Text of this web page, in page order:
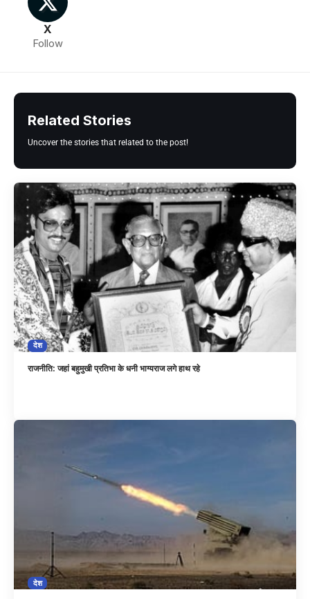
X
Follow
Related Stories
Uncover the stories that related to the post!
देश
राजनीति: जहां बहुमुखी प्रतिभा के धनी भाग्यराज लगे हाथ रहे
देश